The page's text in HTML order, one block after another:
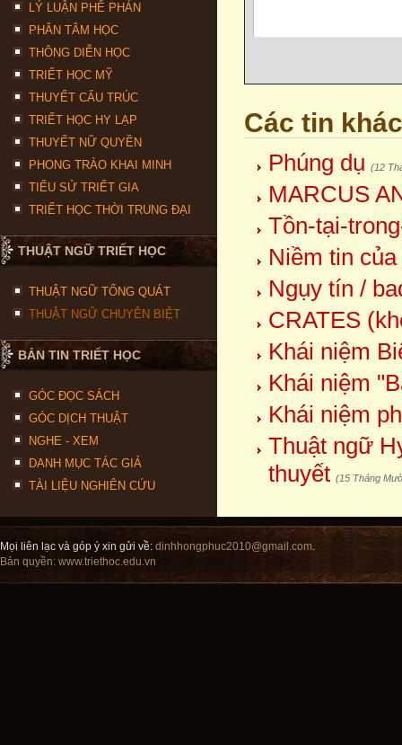
LÝ LUẬN PHÊ PHÁN
PHÂN TÂM HỌC
THÔNG DIỄN HỌC
TRIẾT HỌC MỸ
THUYẾT CẤU TRÚC
TRIẾT HỌC HY LẠP
THUYẾT NỮ QUYỀN
PHONG TRÀO KHAI MINH
TIỂU SỬ TRIẾT GIA
TRIẾT HỌC THỜI TRUNG ĐẠI
THUẬT NGỮ TRIẾT HỌC
THUẬT NGỮ TỔNG QUÁT
THUẬT NGỮ CHUYÊN BIỆT
BẢN TIN TRIẾT HỌC
GÓC ĐỌC SÁCH
GÓC DỊCH THUẬT
NGHE - XEM
DANH MỤC TÁC GIẢ
TÀI LIỆU NGHIÊN CỨU
Các tin khác
Phúng dụ (12
MARCUS
Tồn-tại-
Niềm tin
Ngụy tín /
CRATES
Khái niệm
Khái niệm
Khái niệm
Thuật ngữ
thuyết (15 Tháng
Mọi liên lạc và góp ý xin gửi về: dinhhongphuc2010@gmail.com.
Bản quyền: www.triethoc.edu.vn